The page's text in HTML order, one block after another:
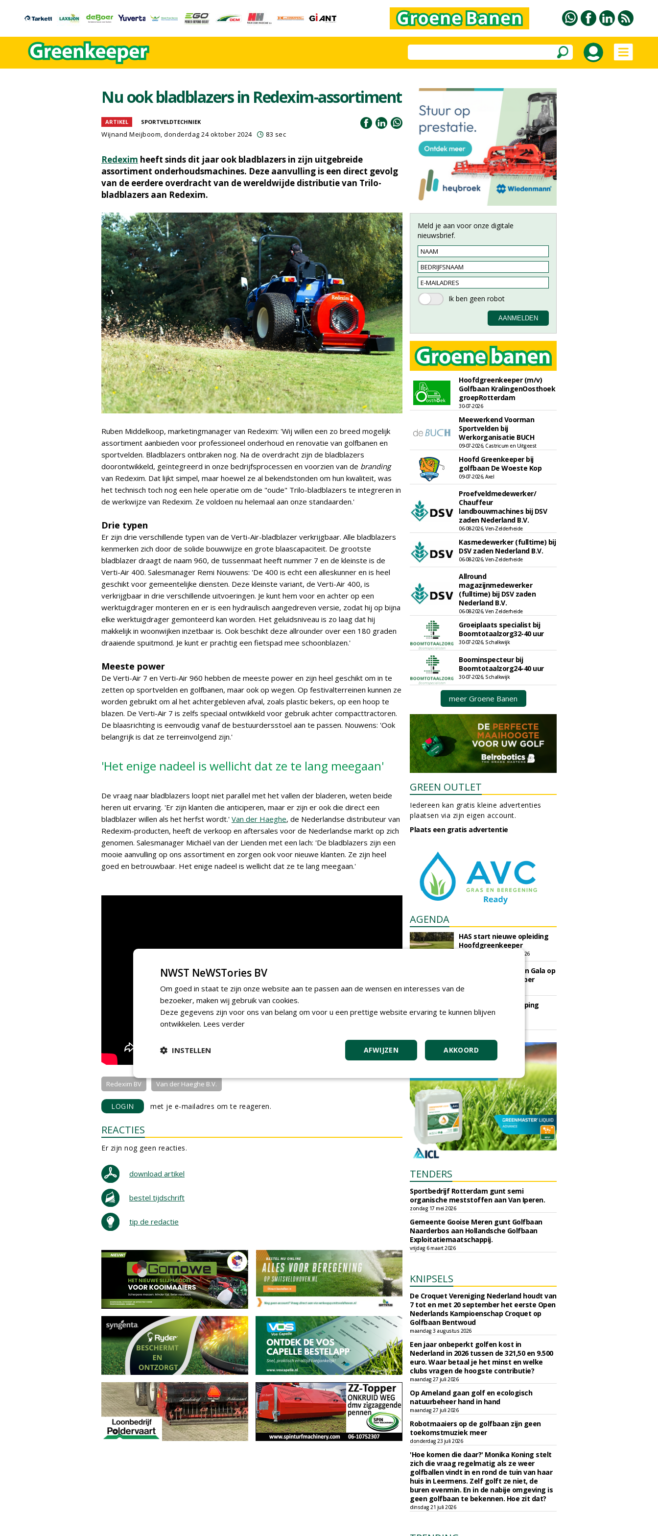
Nu ook bladblazers in Redexim-assortiment
ARTIKEL SPORTVELDTECHNIEK
Wijnand Meijboom, donderdag 24 oktober 2024 83 sec
Redexim heeft sinds dit jaar ook bladblazers in zijn uitgebreide
assortiment onderhoudsmachines. Deze aanvulling is een direct gevolg
van de eerdere overdracht van de wereldwijde distributie van Trilo-
bladblazers aan Redexim.
Ruben Middelkoop, marketingmanager van Redexim: 'Wij willen een zo breed mogelijk
assortiment aanbieden voor professioneel onderhoud en renovatie van golfbanen en
sportvelden. Bladblazers ontbraken nog. Na de overdracht zijn de bladblazers
doorontwikkeld, geïntegreerd in onze bedrijfsprocessen en voorzien van de branding
van Redexim. Dat lijkt simpel, maar hoewel ze al bekendstonden om hun kwaliteit, was
het technisch toch nog een hele operatie om de "oude" Trilo-bladblazers te integreren in
de werkwijze van Redexim. Ze voldoen nu helemaal aan onze standaarden.'
Drie typen
Er zijn drie verschillende typen van de Verti-Air-bladblazer verkrijgbaar. Alle bladblazers
kenmerken zich door de solide bouwwijze en grote blaascapaciteit. De grootste
bladblazer draagt de naam 960, de tussenmaat heeft nummer 7 en de kleinste is de
Verti-Air 400. Salesmanager Remi Nouwens: 'De 400 is echt een alleskunner en is heel
geschikt voor gemeentelijke diensten. Deze kleinste variant, de Verti-Air 400, is
verkrijgbaar in drie verschillende uitvoeringen. Je kunt hem voor en achter op een
werktuigdrager monteren en er is een hydraulisch aangedreven versie, zodat hij op bijna
elke werktuigdrager gemonteerd kan worden. Het geluidsniveau is zo laag dat hij
makkelijk in woonwijken inzetbaar is. Ook beschikt deze allrounder over een 180 graden
draaiende spuitmond. Je kunt er prachtig een fietspad mee schoonblazen.'
Meeste power
De Verti-Air 7 en Verti-Air 960 hebben de meeste power en zijn heel geschikt om in te
zetten op sportvelden en golfbanen, maar ook op wegen. Op festivalterreinen kunnen ze
worden gebruikt om al het achtergebleven afval, zoals plastic bekers, op een hoop te
blazen. De Verti-Air 7 is zelfs speciaal ontwikkeld voor gebruik achter compacttractoren.
De blaasrichting is eenvoudig vanaf de bestuurdersstoel aan te passen. Nouwens: 'Ook
belangrijk is dat ze terreinvolgend zijn.'
'Het enige nadeel is wellicht dat ze te lang meegaan'
De vraag naar bladblazers loopt niet parallel met het vallen der bladeren, weten beide
heren uit ervaring. 'Er zijn klanten die anticiperen, maar er zijn er ook die direct een
bladblazer willen als het herfst wordt.' Van der Haeghe, de Nederlandse distributeur van
Redexim-producten, heeft de verkoop en aftersales voor de Nederlandse markt op zich
genomen. Salesmanager Michaël van der Lienden met een lach: 'De bladblazers zijn een
mooie aanvulling op ons assortiment en zorgen ook voor nieuwe klanten. Ze zijn heel
goed en betrouwbaar. Het enige nadeel is wellicht dat ze te lang meegaan.'
Redexim BV Van der Haeghe B.V.
LOGIN met je e-mailadres om te reageren.
REACTIES
Er zijn nog geen reacties.
download artikel
bestel tijdschrift
tip de redactie
Meld je aan voor onze digitale
nieuwsbrief.
Hoofdgreenkeeper (m/v)
Golfbaan KralingenOosthoek
groepRotterdam
30-07-2026
Meewerkend Voorman
Sportvelden bij
Werkorganisatie BUCH
09-07-2026, Castricum en Uitgeest
Hoofd Greenkeeper bij
golfbaan De Woeste Kop
09-07-2026, Axel
Proefveldmedewerker/
Chauffeur
landbouwmachines bij DSV
zaden Nederland B.V.
06-08-2026, Ven-Zelderheide
Kasmedewerker (fulltime) bij
DSV zaden Nederland B.V.
06-08-2026, Ven-Zelderheide
Allround
magazijnmedewerker
(fulltime) bij DSV zaden
Nederland B.V.
06-08-2026, Ven Zelderheide
Groeiplaats specialist bij
Boomtotaalzorg32-40 uur
30-07-2026, Schalkwijk
Boominspecteur bij
Boomtotaalzorg24-40 uur
30-07-2026, Schalkwijk
meer Groene Banen
GREEN OUTLET
Iedereen kan gratis kleine advertenties
plaatsen via zijn eigen account.
Plaats een gratis advertentie
AGENDA
HAS start nieuwe opleiding
Hoofdgreenkeeper
donderdag 24 september 2026
Save the Date: Green Gala op
woensdag 2 december
woensdag 2 december 2026
European Greenkeeping
Summit 2027
TENDERS
Sportbedrijf Rotterdam gunt semi
organische meststoffen aan Van Iperen.
zondag 17 mei 2026
Gemeente Gooise Meren gunt Golfbaan
Naarderbos aan Hollandsche Golfbaan
Exploitatiemaatschappij.
vrijdag 6 maart 2026
KNIPSELS
De Croquet Vereniging Nederland houdt van
7 tot en met 20 september het eerste Open
Nederlands Kampioenschap Croquet op
Golfbaan Bentwoud
maandag 3 augustus 2026
Een jaar onbeperkt golfen kost in
Nederland in 2026 tussen de 321,50 en 9.500
euro. Waar betaal je het minst en welke
clubs vragen de hoogste contributie?
maandag 27 juli 2026
Op Ameland gaan golf en ecologisch
natuurbeheer hand in hand
maandag 27 juli 2026
Robotmaaiers op de golfbaan zijn geen
toekomstmuziek meer
donderdag 23 juli 2026
'Hoe komen die daar?' Monika Koning stelt
zich die vraag regelmatig als ze weer
golfballen vindt in en rond de tuin van haar
huis in Leermens. Zelf golft ze niet, de
buren evenmin. En in de nabije omgeving is
geen golfbaan te bekennen. Hoe zit dat?
dinsdag 21 juli 2026
NWST NeWSTories BV
Om goed in staat te zijn onze website aan te passen aan de wensen en interesses van de
bezoeker, maken wij gebruik van cookies.
Deze gegevens zijn voor ons van belang om voor u een prettige website ervaring te kunnen blijven
ontwikkelen. Lees verder
AKKOORD
AFWIJZEN
INSTELLEN